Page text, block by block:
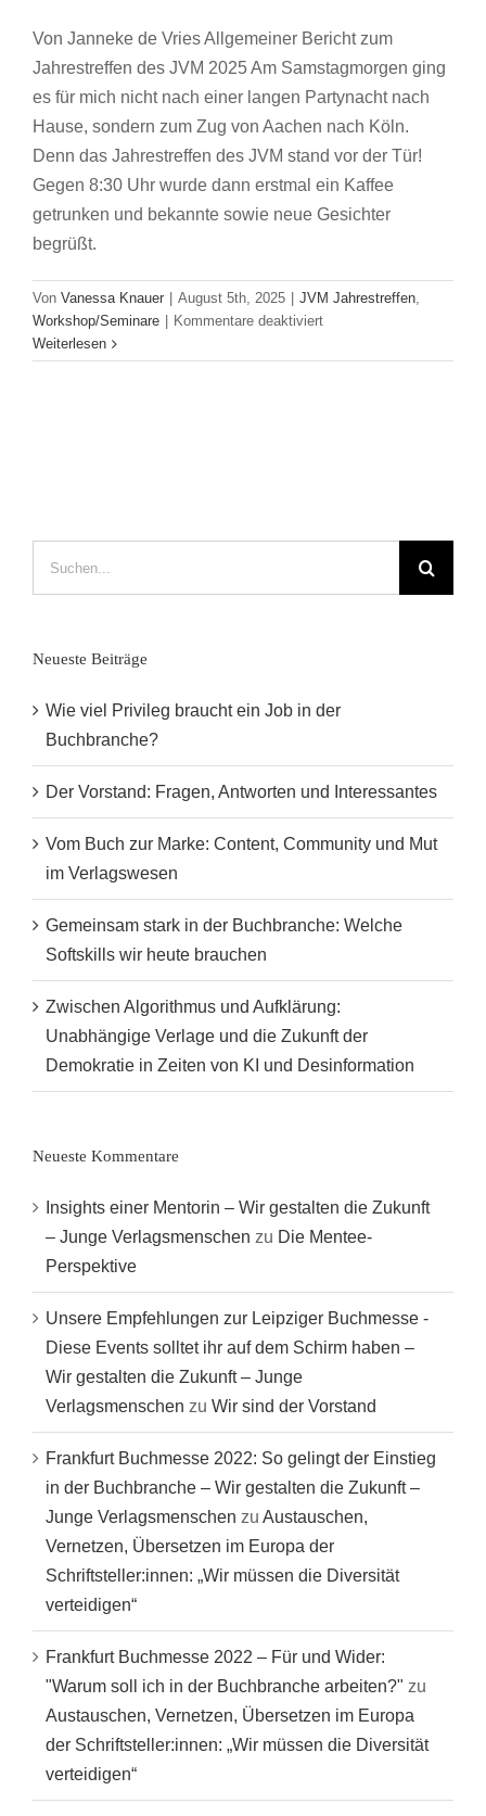
Von Janneke de Vries Allgemeiner Bericht zum
Jahrestreffen des JVM 2025 Am Samstagmorgen ging
es für mich nicht nach einer langen Partynacht nach
Hause, sondern zum Zug von Aachen nach Köln.
Denn das Jahrestreffen des JVM stand vor der Tür!
Gegen 8:30 Uhr wurde dann erstmal ein Kaffee
getrunken und bekannte sowie neue Gesichter
begrüßt.
Von Vanessa Knauer August 5th, 2025 JVM Jahrestreffen,
Workshop/Seminare
Kommentare deaktiviertfür
und
Weiterlesen
Neueste Beiträge
Wie viel Privileg braucht ein Job in der
Buchbranche?
Der Vorstand: Fragen, Antworten und Interessantes
Vom Buch zur Marke: Content, Community und Mut
im Verlagswesen
Gemeinsam stark in der Buchbranche: Welche
Softskills wir heute brauchen
Zwischen Algorithmus und Aufklärung:
Unabhängige Verlage und die Zukunft der
Demokratie in Zeiten von KI und Desinformation
Neueste Kommentare
Insights einer Mentorin – Wir gestalten die Zukunft
– Junge Verlagsmenschen zu Die Mentee-
Perspektive
Unsere Empfehlungen zur Leipziger Buchmesse -
Diese Events solltet ihr auf dem Schirm haben –
Wir gestalten die Zukunft – Junge
Verlagsmenschen zu Wir sind der Vorstand
Frankfurt Buchmesse 2022: So gelingt der Einstieg
in der Buchbranche – Wir gestalten die Zukunft –
Junge Verlagsmenschen zu Austauschen,
Vernetzen, Übersetzen im Europa der
Schriftsteller:innen: „Wir müssen die Diversität
verteidigen“
Frankfurt Buchmesse 2022 – Für und Wider:
"Warum soll ich in der Buchbranche arbeiten?" zu
Austauschen, Vernetzen, Übersetzen im Europa
der Schriftsteller:innen: „Wir müssen die Diversität
verteidigen“